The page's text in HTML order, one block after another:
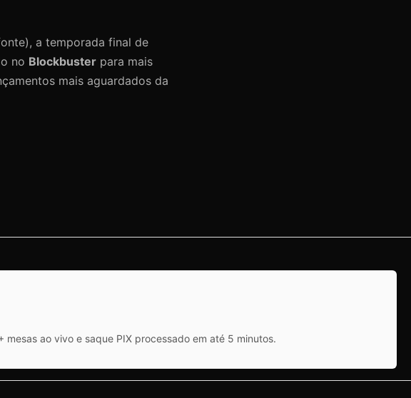
a temporada final de
no Blockbuster para mais
mais aguardados da
ao vivo e saque PIX processado em até 5 minutos.